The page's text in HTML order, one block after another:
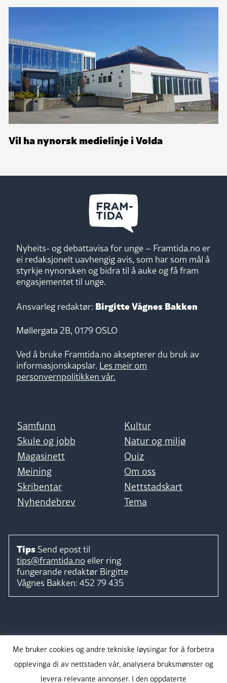
Vil ha nynorsk medielinje i Volda
Nyheits- og debattavisa for unge – Framtida.no er
ei redaksjonelt uavhengig avis, som har som mål å
styrkje nynorsken og bidra til å auke og få fram
engasjementet til unge.
Ansvarleg redaktør: Birgitte Vågnes Bakken
Møllergata 2B, 0179 OSLO
Ved å bruke Framtida.no aksepterer du bruk av
informasjonskapslar. Les meir om
personvernpolitikken vår.
Samfunn
Kultur
Skule og jobb
Natur og miljø
Magasinett
Quiz
Meining
Om oss
Skribentar
Nettstadskart
Nyhendebrev
Tema
Tips Send epost til
tips@framtida.no eller ring
fungerande redaktør Birgitte
Vågnes Bakken: 452 79 435
Me bruker cookies og andre tekniske løysingar for å forbetra
opplevinga di av nettstaden vår, analysera bruksmønster og
levera relevante annonser. I den oppdaterte